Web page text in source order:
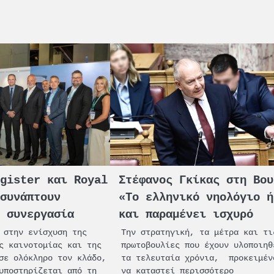
και Royal
συνεργασία
στην ενίσχυση της
καινοτομίας και της
ολόκληρο τον κλάδο,
από τη
Στέφανος Γκίκας στη
«Το ελληνικό νηολόγιο
και παραμένει ισχυρό
Την στρατηγική, τα μέτρα και
πρωτοβουλίες που έχουν
τα τελευταία χρόνια,
να καταστεί περισσότερο